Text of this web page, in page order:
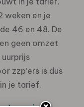
weken en je
46 en 48. De
geen omzet
zzp’ers is dus
je tarief.